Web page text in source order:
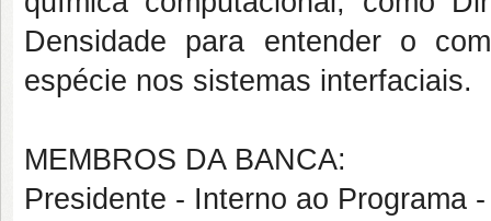
Densidade para entender o
espécie nos sistemas interfaciais.
MEMBROS DA BANCA:
Presidente - Interno ao Programa